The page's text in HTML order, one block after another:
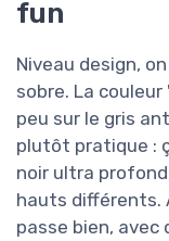
fun
Niveau design,
sobre. La couleur
peu sur le gris
plutôt pratique :
noir ultra
hauts différents.
passe bien, avec